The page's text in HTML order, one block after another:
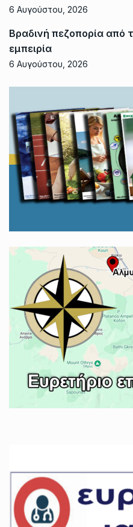
6 Αυγούστου, 2026
Βραδινή πεζοπορία από
εμπειρία
6 Αυγούστου, 2026